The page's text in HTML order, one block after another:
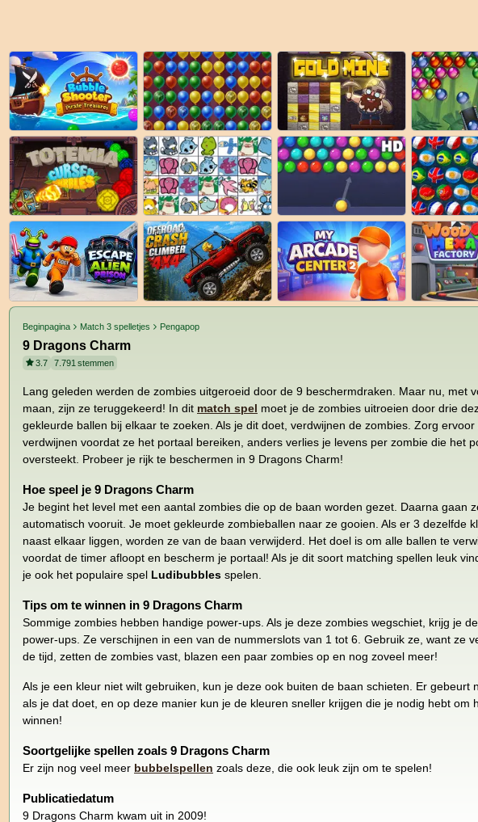
Beginpagina Match 3 spelletjes Pengapop
9 Dragons Charm
3.7 7.791 stemmen
Lang geleden werden de zombies uitgeroeid door de 9 beschermdraken. Maar nu, met
maan, zijn ze teruggekeerd! In dit match spel moet je de zombies uitroeien door drie
gekleurde ballen bij elkaar te zoeken. Als je dit doet, verdwijnen de zombies. Zorg ervoor
verdwijnen voordat ze het portaal bereiken, anders verlies je levens per zombie die het
oversteekt. Probeer je rijk te beschermen in 9 Dragons Charm!
Hoe speel je 9 Dragons Charm
Je begint het level met een aantal zombies die op de baan worden gezet. Daarna gaan
automatisch vooruit. Je moet gekleurde zombieballen naar ze gooien. Als er 3 dezelfde
naast elkaar liggen, worden ze van de baan verwijderd. Het doel is om alle ballen te
voordat de timer afloopt en bescherm je portaal! Als je dit soort matching spellen leuk
je ook het populaire spel Ludibubbles spelen.
Tips om te winnen in 9 Dragons Charm
Sommige zombies hebben handige power-ups. Als je deze zombies wegschiet, krijg je
power-ups. Ze verschijnen in een van de nummerslots van 1 tot 6. Gebruik ze, want ze
de tijd, zetten de zombies vast, blazen een paar zombies op en nog zoveel meer!
Als je een kleur niet wilt gebruiken, kun je deze ook buiten de baan schieten. Er gebeurt
als je dat doet, en op deze manier kun je de kleuren sneller krijgen die je nodig hebt om
winnen!
Soortgelijke spellen zoals 9 Dragons Charm
Er zijn nog veel meer bubbelspellen zoals deze, die ook leuk zijn om te spelen!
Publicatiedatum
9 Dragons Charm kwam uit in 2009!